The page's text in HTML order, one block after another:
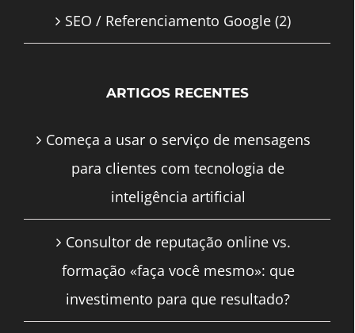
SEO / Referenciamento Google (2)
ARTIGOS RECENTES
Começa a usar o serviço de mensagens
para clientes com tecnologia de
inteligência artificial
Consultor de reputação online vs.
formação «faça você mesmo»: que
investimento para que resultado?